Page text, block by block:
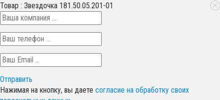
Товар : Звездочка 181.50.05.201-01
Отправить
Нажимая на кнопку, вы даете согласие на обработку своих